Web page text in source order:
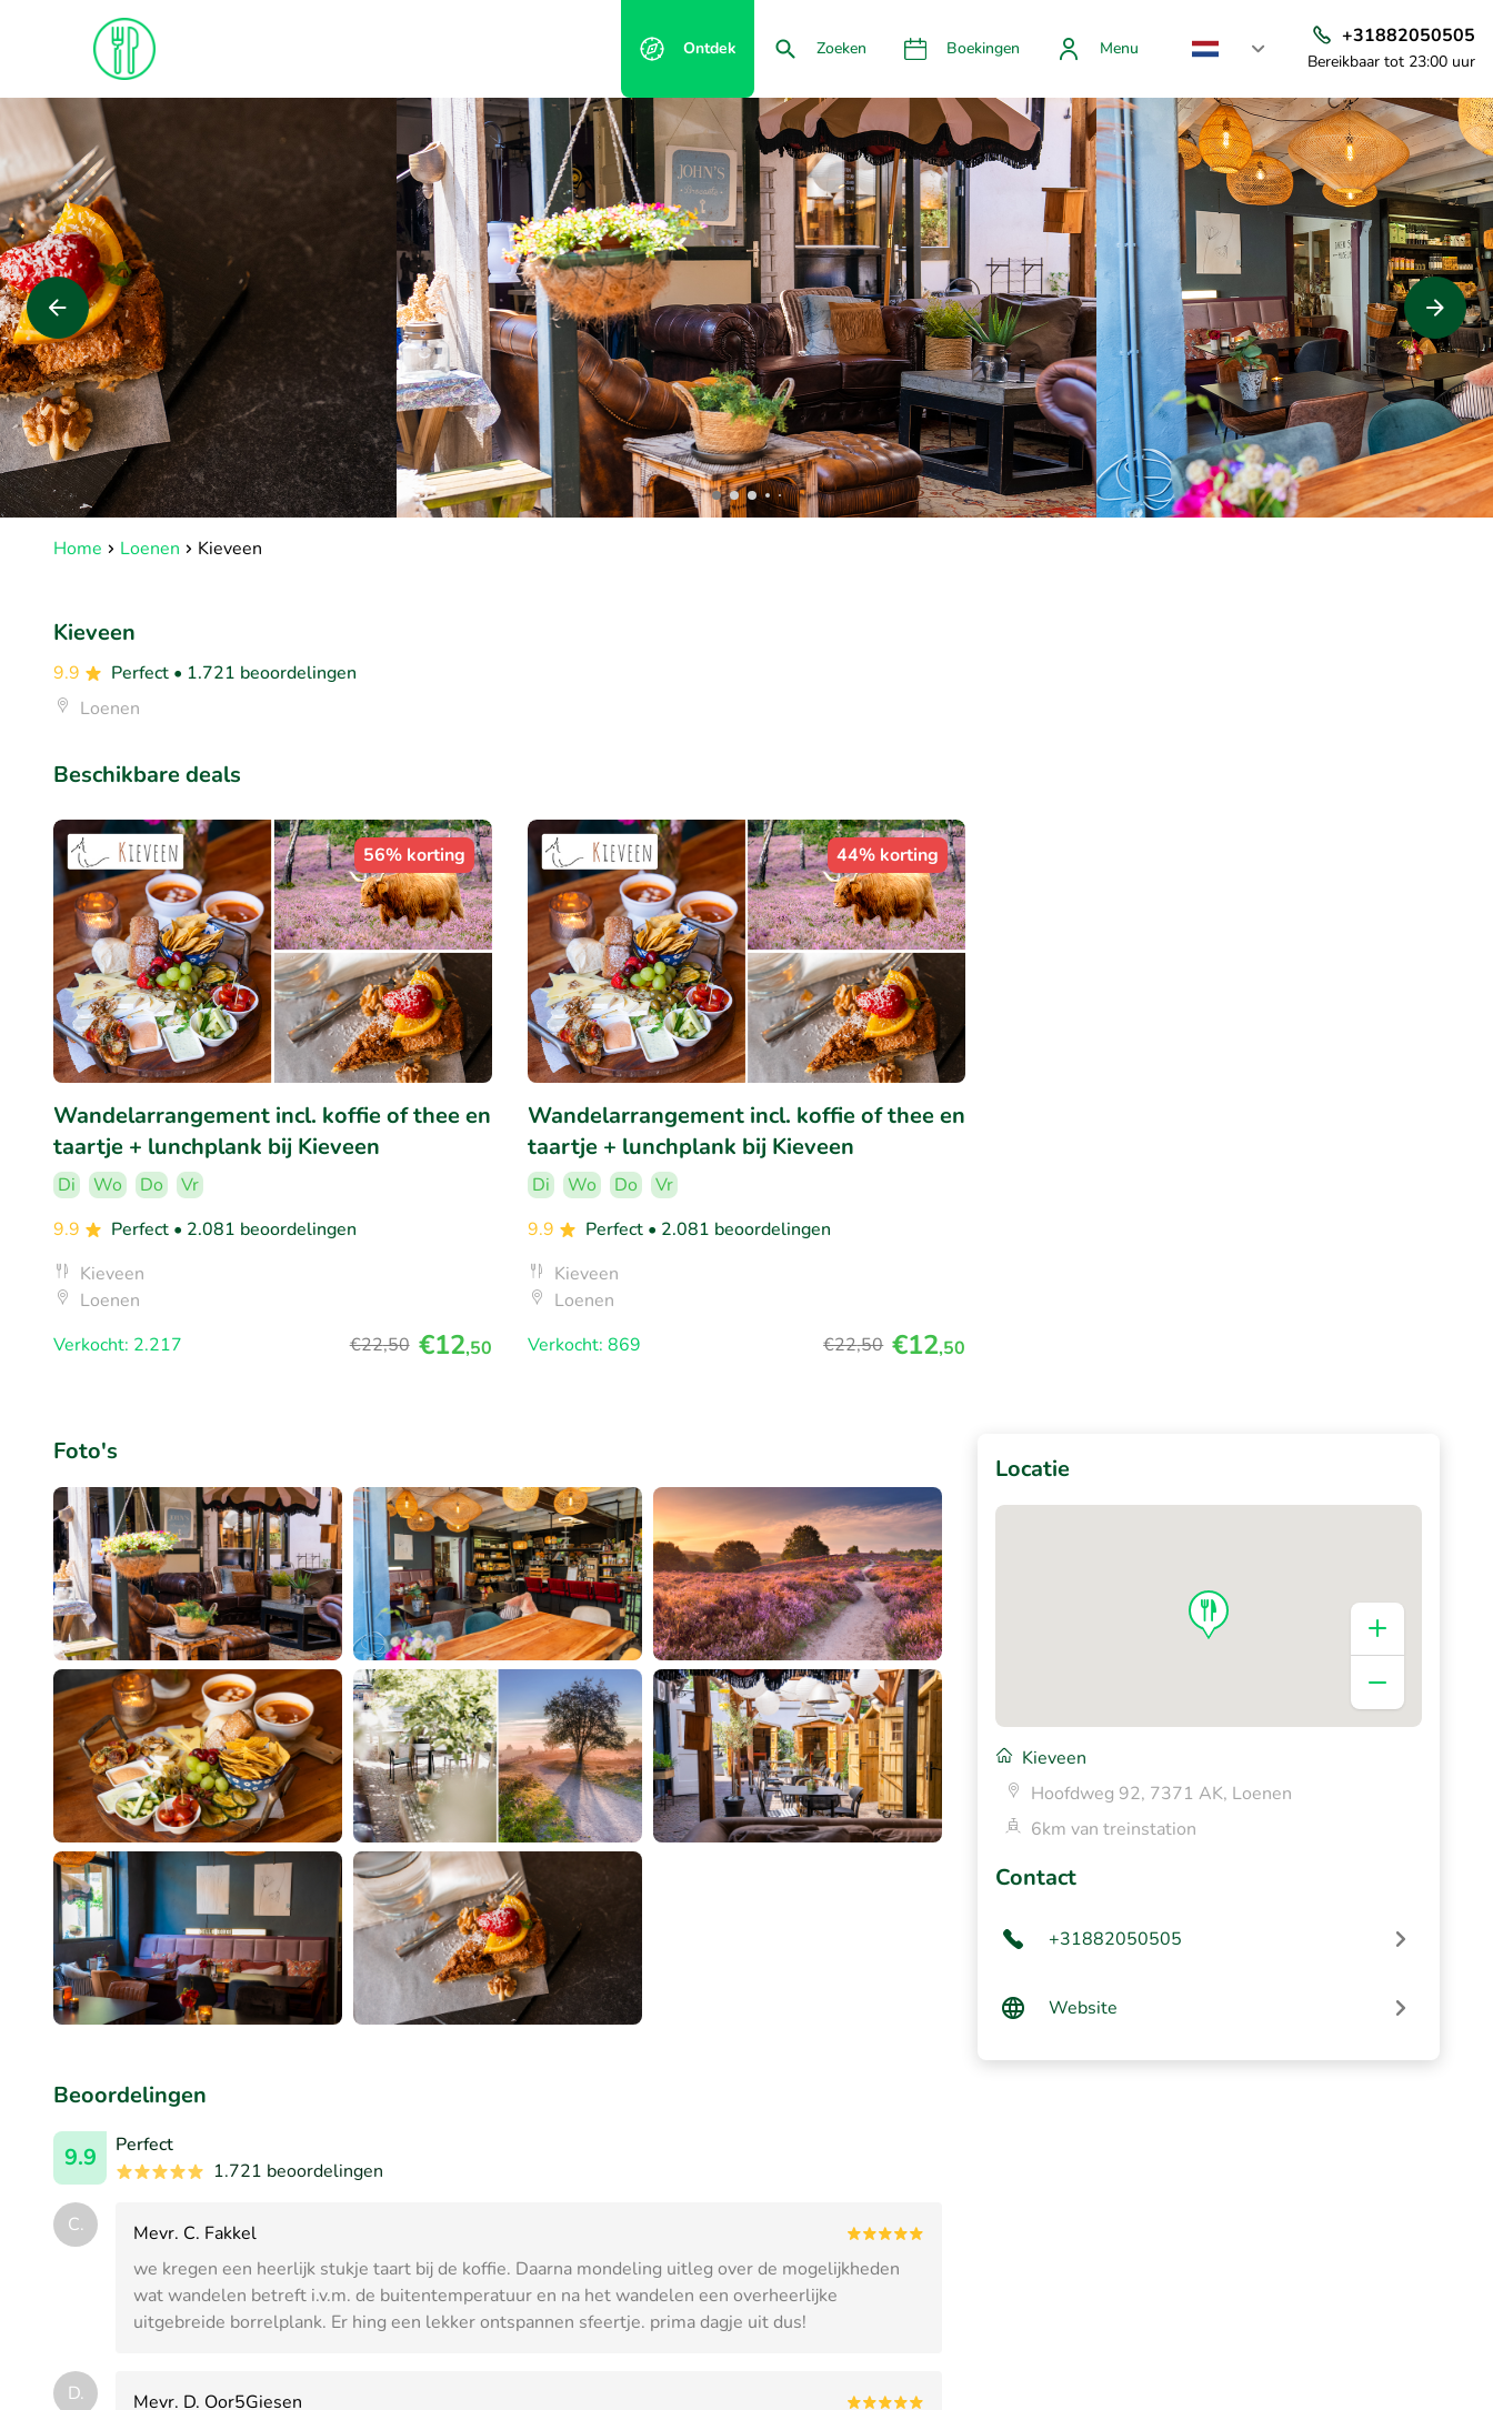
Ontdek Zoeken Boekingen Menu
+31882050505
Bereikbaar tot 23:00 uur
Home Loenen Kieveen
Kieveen
9.9 Perfect • 1.721 beoordelingen
Loenen
Beschikbare deals
56% korting
Wandelarrangement incl. koffie of thee en
taartje + lunchplank bij Kieveen
Di Wo Do
Vr
9.9
Perfect • 2.081 beoordelingen
Kieveen
Loenen
Verkocht: 2.217
€22,50 €12,50
44% korting
Wandelarrangement incl. koffie of thee en
taartje + lunchplank bij Kieveen
Di Wo Do
Vr
9.9
Perfect • 2.081 beoordelingen
Kieveen
Loenen
Verkocht: 869
€22,50 €12,50
Foto's
Beoordelingen
9.9
Perfect
1.721 beoordelingen
C.
Mevr. C. Fakkel
we kregen een heerlijk stukje taart bij de koffie. Daarna mondeling uitleg over de mogelijkheden
wat wandelen betreft i.v.m. de buitentemperatuur en na het wandelen een overheerlijke
uitgebreide borrelplank. Er hing een lekker ontspannen sfeertje. prima dagje uit dus!
D.
Mevr. D. Oor5Giesen
Locatie
Kieveen
Hoofdweg 92, 7371 AK, Loenen
6km van treinstation
Contact
+31882050505
Website